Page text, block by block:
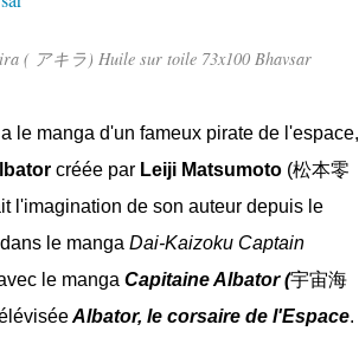
( アキラ) Huile sur toile 73x100 Bhavsar
le manga d'un fameux pirate de l'espace,
créée par Leiji Matsumoto (松本零
l'imagination de son auteur depuis le
le manga Dai-Kaizoku Captain
le manga Capitaine Albator (宇宙海
Albator, le corsaire de l'Espace.